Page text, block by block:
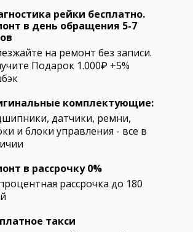
рейки бесплатно.
в день обращения 5-7
на ремонт без записи.
Подарок 1.000₽ +5%
комплектующие:
датчики, ремни,
и блоки управления - все в
в рассрочку 0%
рассрочка до 180
такси